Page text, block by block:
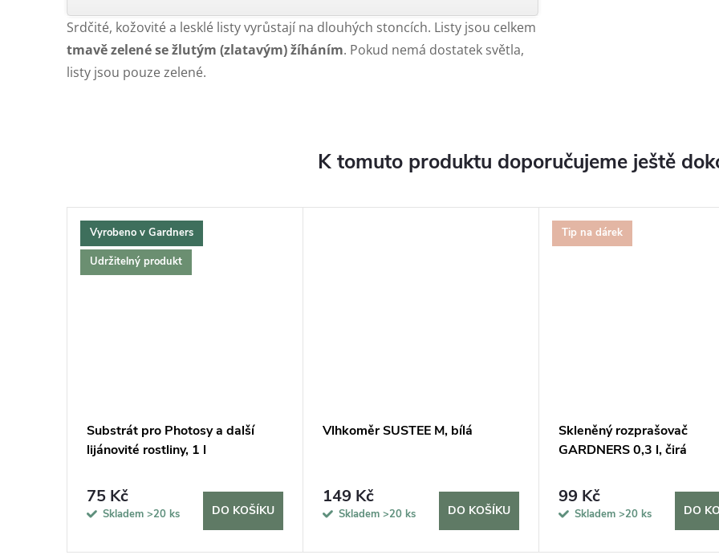
Srdčité, kožovité a lesklé listy vyrůstají na dlouhých stoncích. Listy jsou celkem
tmavě zelené se žlutým (zlatavým) žíháním. Pokud nemá dostatek světla,
listy jsou pouze zelené.
K tomuto produktu doporučujeme ještě
Vyrobeno v Gardners
Udržitelný produkt
Substrát pro Photosy a další
lijánovité rostliny, 1 l
75 Kč
Skladem >20 ks DO KOŠÍKU
Vlhkoměr SUSTEE M, bílá
149 Kč
Skladem >20 ks DO KOŠÍKU
Tip na dárek
Skleněný rozprašovač
GARDNERS 0,3 l, čirá
99 Kč
Skladem >20 ks DO